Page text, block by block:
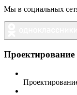
Мы в социальных
Проектирование